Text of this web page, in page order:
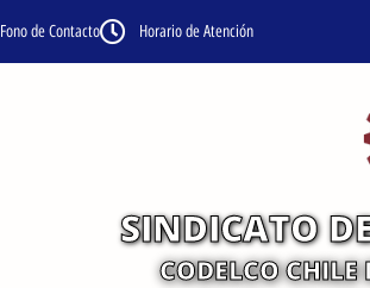
Fono de Contacto Horario de Atención
SINDICATO
CODELCO